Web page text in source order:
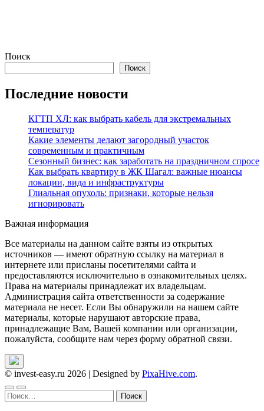
Поиск
Поиск
Последние новости
КГТП ХЛ: как выбрать кабель для экстремальных
температур
Какие элементы делают загородный участок
современным и практичным
Сезонный бизнес: как заработать на праздничном спросе
Как выбрать квартиру в ЖК Шагал: важные нюансы
локации, вида и инфраструктуры
Глиальная опухоль: признаки, которые нельзя
игнорировать
Важная информация
Все материалы на данном сайте взяты из открытых
источников — имеют обратную ссылку на материал в
интернете или присланы посетителями сайта и
предоставляются исключительно в ознакомительных целях.
Права на материалы принадлежат их владельцам.
Администрация сайта ответственности за содержание
материала не несет. Если Вы обнаружили на нашем сайте
материалы, которые нарушают авторские права,
принадлежащие Вам, Вашей компании или организации,
пожалуйста, сообщите нам через форму обратной связи.
© invest-easy.ru 2026 | Designed by PixaHive.com.
Найти: